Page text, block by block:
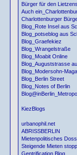
Bürger für den
Auch
Charlottenburger
Blog_Rote Insel aus
Blog_potseblog aus
Blog_Graefekiez
Blog_Wrangelstraße
Blog_Moabit Online
Blog_Auguststrasse
Blog_Modersohn-
Blog_Berlin Street
Blog_Notes of Berlin
KiezBlogs
urbanophil.net
ABRISSBERLIN
Mietenpolitisches
Steigende Mieten
Gentrification Blog